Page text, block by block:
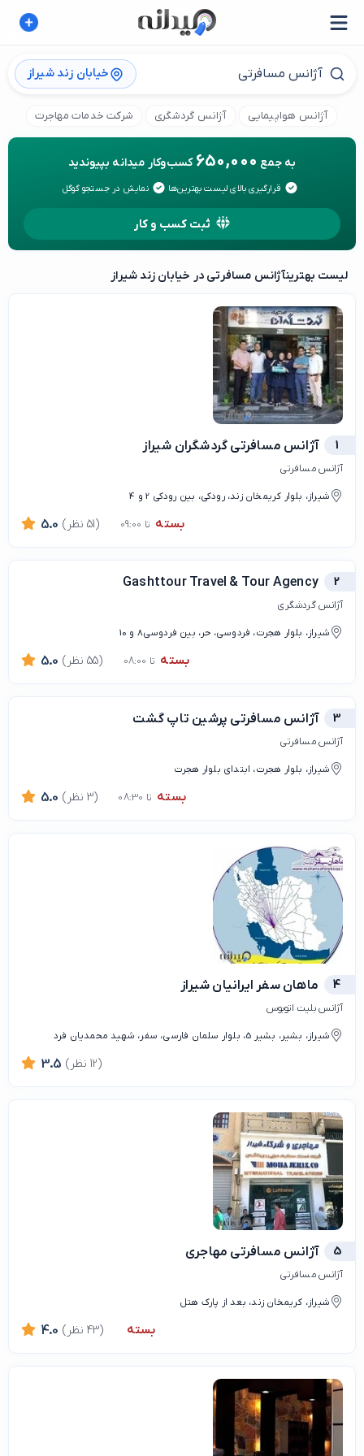
خیابان زند شیراز
آژانس هواپیمایی آژانس گردشگری شرکت خدمات مهاجرت
به جمع 650,000 کسب‌وکار میدانه بپیوندید
قرارگیری بالای لیست بهترین‌ها نمایش در جستجو گوگل
ثبت کسب و کار
لیست بهترینآژانس مسافرتی در خیابان زند شیراز
1 آژانس مسافرتی گردشگران شیراز
آژانس مسافرتی
شیراز، بلوار کریمخان زند، رودکی، بین رودکی 2 و 4
بسته تا 09:00 5.0 (51 نظر)
2
Gashttour Travel & Tour Agency
آژانس گردشگری
شیراز، بلوار هجرت، فردوسی، حر، بین فردوسی8 و 10
بسته تا 08:00 5.0 (55 نظر)
3 آژانس مسافرتی پرشین تاپ گشت
آژانس مسافرتی
شیراز، بلوار هجرت، ابتدای بلوار هجرت
بسته تا 08:30 5.0 (3 نظر)
4 ماهان سفر ایرانیان شیراز
آژانس بلیت اتوبوس
شیراز، بشیر، بشیر 5، بلوار سلمان فارسی، سفر، شهید محمدیان فرد
3.5 (12 نظر)
5 آژانس مسافرتی مهاجری
آژانس مسافرتی
شیراز، کریمخان زند، بعد از پارک هتل
بسته 4.0 (43 نظر)